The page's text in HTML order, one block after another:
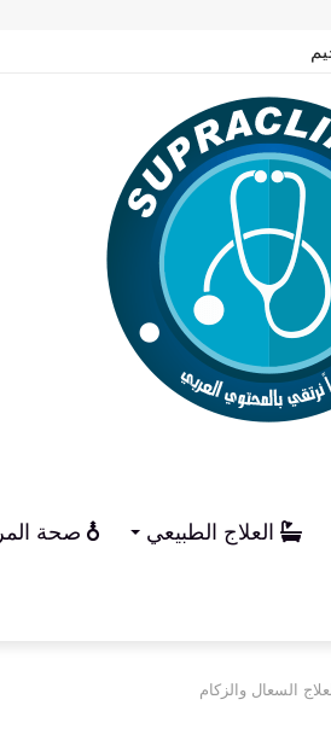
العلاج الطبيعي صحة